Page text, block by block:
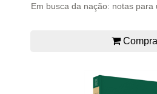
Em busca da nação: notas para